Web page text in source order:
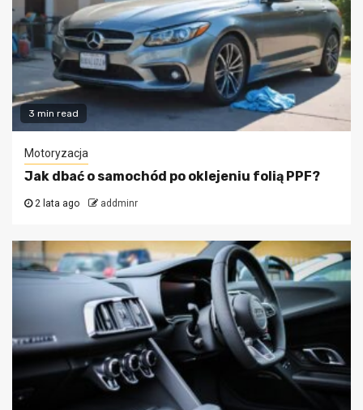
3 min read
Motoryzacja
Jak dbać o samochód po oklejeniu folią PPF?
2 lata ago addminr